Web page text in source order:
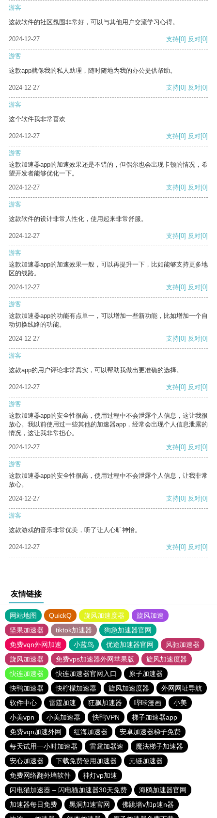
游客
这款软件的社区氛围非常好，可以与其他用户交流学习心得。
2024-12-27 支持[0] 反对[0]
游客
这款app就像我的私人助理，随时随地为我的办公提供帮助。
2024-12-27 支持[0] 反对[0]
游客
这个软件我非常喜欢
2024-12-27 支持[0] 反对[0]
游客
这款加速器app的加速效果还是不错的，但偶尔也会出现卡顿的情况，希
望开发者能够优化一下。
2024-12-27
支持[0] 反对[0]
游客
这款软件的设计非常人性化，使用起来非常舒服。
2024-12-27 支持[0] 反对[0]
游客
这款加速器app的加速效果一般，可以再提升一下，比如能够支持更多地
区的线路。
2024-12-27
支持[0] 反对[0]
游客
这款加速器app的功能有点单一，可以增加一些新功能，比如增加一个自
动切换线路的功能。
2024-12-27
支持[0] 反对[0]
游客
这款app的用户评论非常真实，可以帮助我做出更准确的选择。
2024-12-27 支持[0] 反对[0]
游客
这款加速器app的安全性很高，使用过程中不会泄露个人信息，这让我很
放心。我以前使用过一些其他的加速器app，经常会出现个人信息泄露的
情况，这让我非常担心。
2024-12-27
支持[0] 反对[0]
游客
这款加速器app的安全性很高，使用过程中不会泄露个人信息，让我非常
放心。
2024-12-27
支持[0] 反对[0]
游客
这款游戏的音乐非常优美，听了让人心旷神怡。
2024-12-27 支持[0] 反对[0]
友情链接
网站地图 QuickQ 旋风加速度器
旋风加速
坚果加速器
tiktok加速器
狗急加速器官网
免费vqn外网加速
小蓝鸟 优途加速器官网
风驰加速器
旋风加速器
免费vps加速器外网苹果版
旋风加速度器
快连加速器
快连加速器官网入口
原子加速器
快鸭加速器
快柠檬加速器 旋风加速度器
外网网址导航
软件中心
雷霆加速 狂飙加速器 哔咔漫画
小美
小美vpn
小美加速器 快鸭VPN
梯子加速器app
免费vqn加速外网
红海加速器
安卓加速器梯子免费
每天试用一小时加速器
雷霆加器速
魔法梯子加速器
安心加速器
下载免费使用加速器
元链加速器
免费网络翻外墙软件
神灯vp加速
闪电猫加速器 – 闪电猫加速器30天免费
海鸥加速器官网
加速器每日免费
黑洞加速官网
佛跳墙v加p速n器